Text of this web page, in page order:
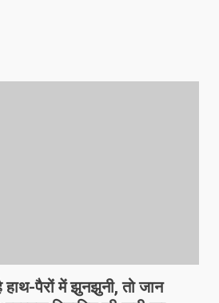
हाथ-पैरों में झुनझुनी, तो जान